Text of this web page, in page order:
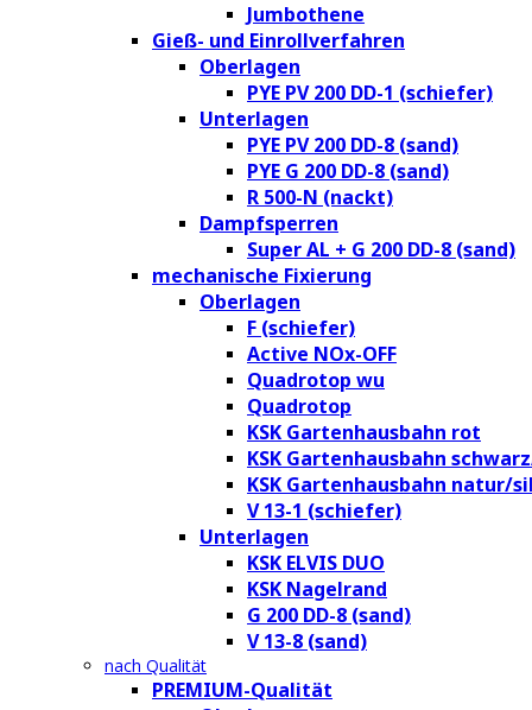
Jumbothene
Gieß- und Einrollverfahren
Oberlagen
PYE PV 200 DD-1 (schiefer)
Unterlagen
PYE PV 200 DD-8 (sand)
PYE G 200 DD-8 (sand)
R 500-N (nackt)
Dampfsperren
Super AL + G 200 DD-8 (sand)
mechanische Fixierung
Oberlagen
F (schiefer)
Active NOx-OFF
Quadrotop wu
Quadrotop
KSK Gartenhausbahn rot
KSK Gartenhausbahn
KSK Gartenhausbahn natur/
V 13-1 (schiefer)
Unterlagen
KSK ELVIS DUO
KSK Nagelrand
G 200 DD-8 (sand)
V 13-8 (sand)
nach Qualität
PREMIUM-Qualität